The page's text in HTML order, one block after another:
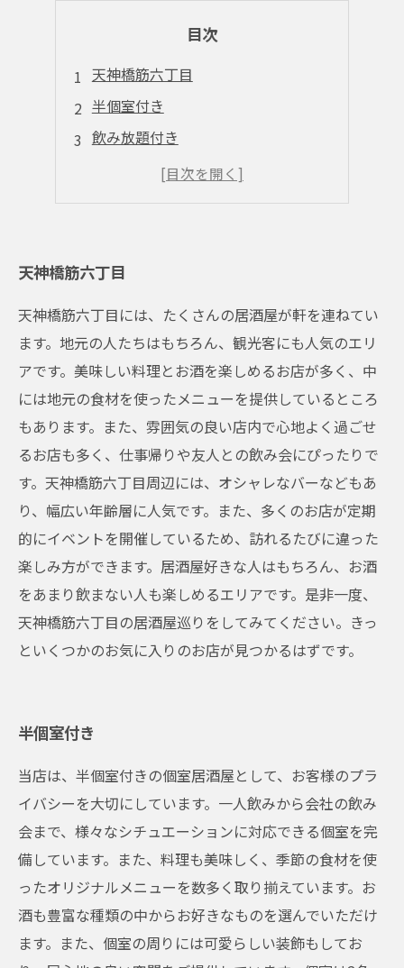
目次
天神橋筋六丁目
半個室付き
飲み放題付き
天神橋筋六丁目
飲み物はお任せ
天神橋筋六丁目
天神橋筋六丁目には、たくさんの居酒屋が軒を連ねてい
ます。地元の人たちはもちろん、観光客にも人気のエリ
アです。美味しい料理とお酒を楽しめるお店が多く、中
には地元の食材を使ったメニューを提供しているところ
もあります。また、雰囲気の良い店内で心地よく過ごせ
るお店も多く、仕事帰りや友人との飲み会にぴったりで
す。天神橋筋六丁目周辺には、オシャレなバーなどもあ
り、幅広い年齢層に人気です。また、多くのお店が定期
的にイベントを開催しているため、訪れるたびに違った
楽しみ方ができます。居酒屋好きな人はもちろん、お酒
をあまり飲まない人も楽しめるエリアです。是非一度、
天神橋筋六丁目の居酒屋巡りをしてみてください。きっ
といくつかのお気に入りのお店が見つかるはずです。
半個室付き
当店は、半個室付きの個室居酒屋として、お客様のプラ
イバシーを大切にしています。一人飲みから会社の飲み
会まで、様々なシチュエーションに対応できる個室を完
備しています。また、料理も美味しく、季節の食材を使
ったオリジナルメニューを数多く取り揃えています。お
酒も豊富な種類の中からお好きなものを選んでいただけ
ます。また、個室の周りには可愛らしい装飾もしてお